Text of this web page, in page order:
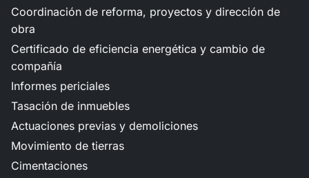
Coordinación de reforma, proyectos y dirección de
obra
Certificado de eficiencia energética y cambio de
compañía
Informes periciales
Tasación de inmuebles
Actuaciones previas y demoliciones
Movimiento de tierras
Cimentaciones